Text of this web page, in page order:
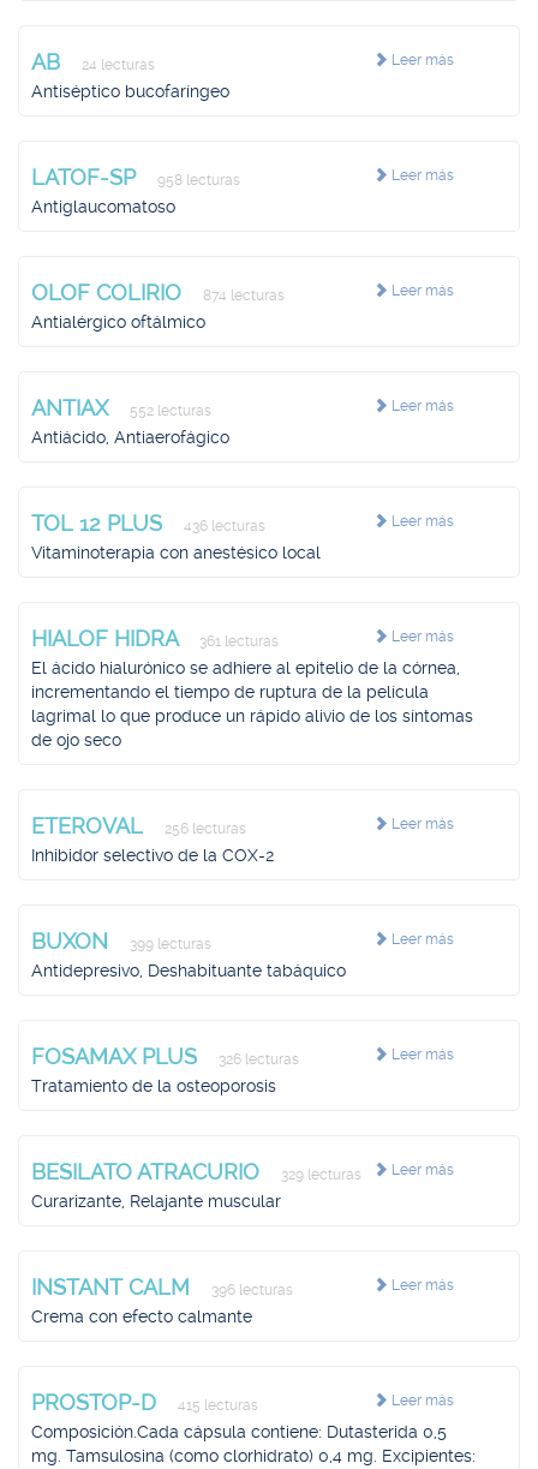
Leer más
AB 24 lecturas
Antiséptico bucofaríngeo
Leer más
LATOF-SP 958 lecturas
Antiglaucomatoso
Leer más
OLOF COLIRIO 874 lecturas
Antialérgico oftálmico
Leer más
ANTIAX 552 lecturas
Antiácido, Antiaerofágico
Leer más
TOL 12 PLUS 436 lecturas
Vitaminoterapia con anestésico local
Leer más
HIALOF HIDRA 361 lecturas
El ácido hialurónico se adhiere al epitelio de la córnea,
incrementando el tiempo de ruptura de la película
lagrimal lo que produce un rápido alivio de los síntomas
de ojo seco
Leer más
ETEROVAL 256 lecturas
Inhibidor selectivo de la COX-2
Leer más
BUXON 399 lecturas
Antidepresivo, Deshabituante tabáquico
Leer más
FOSAMAX PLUS 326 lecturas
Tratamiento de la osteoporosis
Leer más
BESILATO ATRACURIO 329 lecturas
Curarizante, Relajante muscular
Leer más
INSTANT CALM 396 lecturas
Crema con efecto calmante
Leer más
PROSTOP-D 415 lecturas
Composición.Cada cápsula contiene: Dutasterida 0,5
mg. Tamsulosina (como clorhidrato) 0,4 mg. Excipientes: